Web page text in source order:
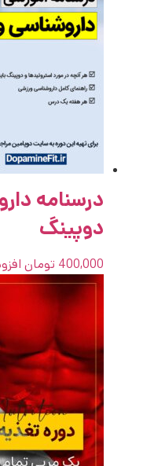
درسنامه
دوپینگ
400,000 تومان